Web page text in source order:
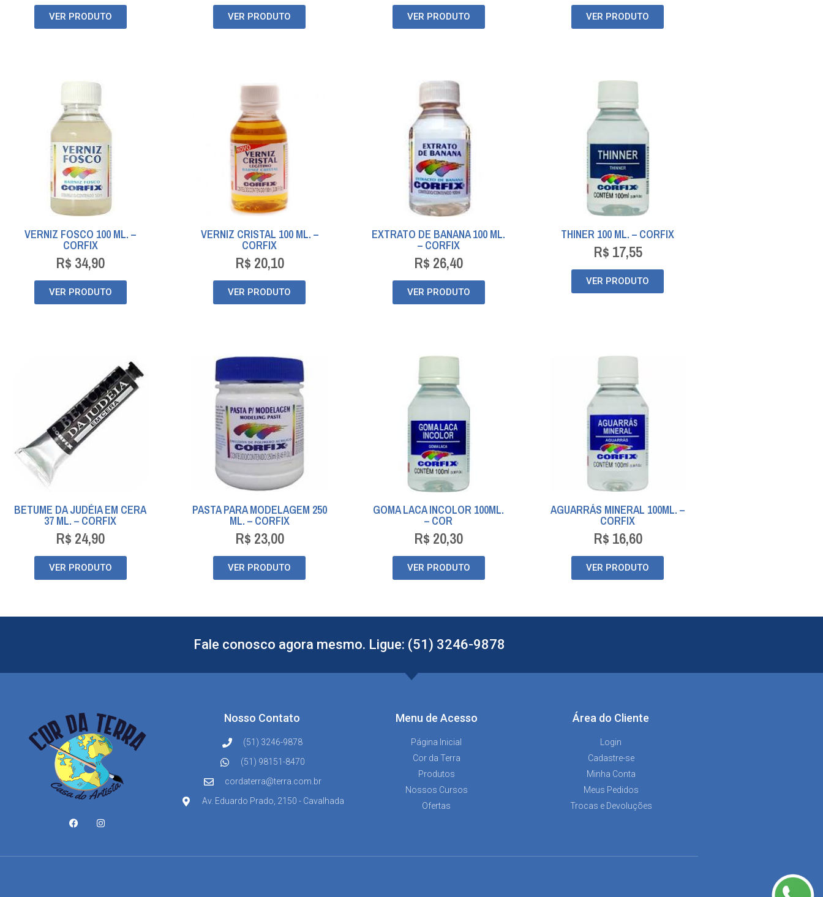
VER PRODUTO VER PRODUTO VER PRODUTO VER PRODUTO
VERNIZ FOSCO 100 ML. –
CORFIX
R$ 34,90
VER PRODUTO
VERNIZ CRISTAL 100 ML. –
CORFIX
R$ 20,10
VER PRODUTO
EXTRATO DE BANANA 100 ML.
– CORFIX
R$ 26,40
VER PRODUTO
THINER 100 ML. – CORFIX
R$ 17,55
VER PRODUTO
BETUME DA JUDÉIA EM CERA
37 ML. – CORFIX
R$ 24,90
VER PRODUTO
PASTA PARA MODELAGEM 250
ML. – CORFIX
R$ 23,00
VER PRODUTO
GOMA LACA INCOLOR 100ML.
– COR
R$ 20,30
VER PRODUTO
AGUARRÁS MINERAL 100ML. –
CORFIX
R$ 16,60
VER PRODUTO
Fale conosco agora mesmo. Ligue: (51) 3246-9878
Nosso Contato
(51) 3246-9878
(51) 98151-8470
cordaterra@terra.com.br
Av. Eduardo Prado, 2150 - Cavalhada
Menu de Acesso
Página Inicial
Cor da Terra
Produtos
Nossos Cursos
Ofertas
Área do Cliente
Login
Cadastre-se
Minha Conta
Meus Pedidos
Trocas e Devoluções